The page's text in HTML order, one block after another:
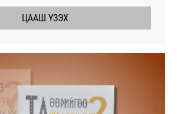
ЦААШ ҮЗЭХ